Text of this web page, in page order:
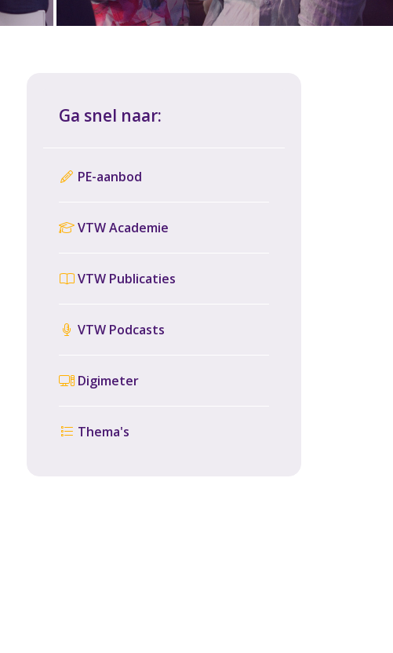
Ga snel naar:
PE-aanbod
VTW Academie
VTW Publicaties
VTW Podcasts
Digimeter
Thema's